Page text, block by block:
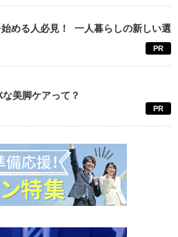
める人必見！ 一人暮らしの新しい選
PR
な美脚ケアって？
PR